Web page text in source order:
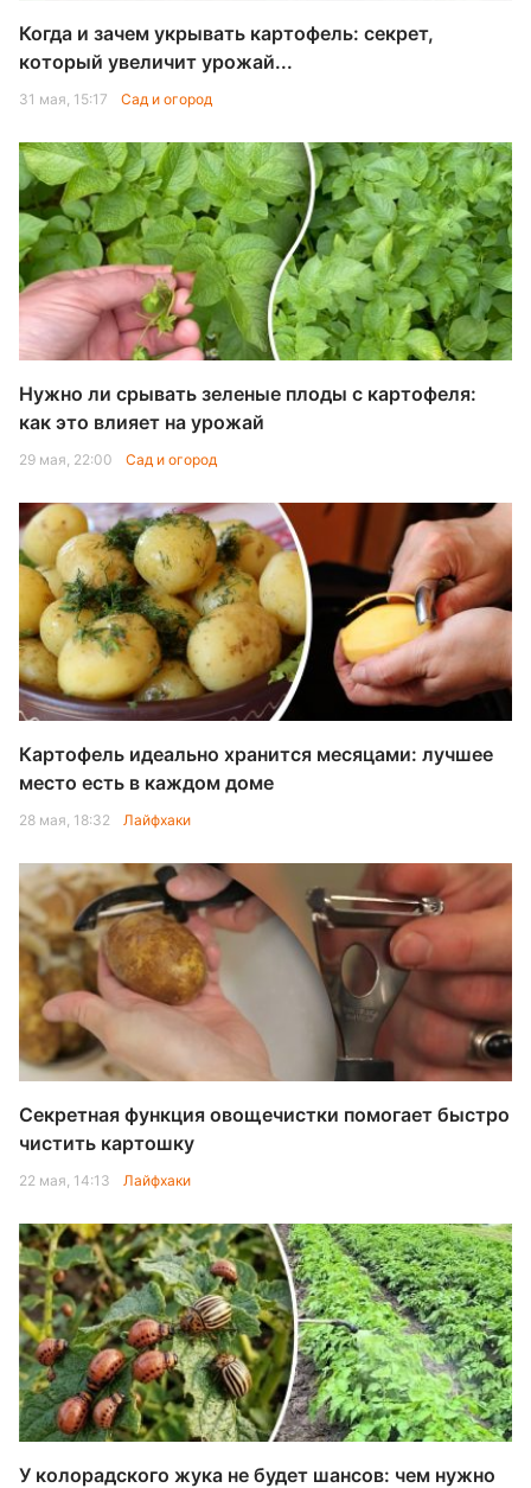
Когда и зачем укрывать картофель: секрет,
который увеличит урожай...
31 мая, 15:17 Сад и огород
Нужно ли срывать зеленые плоды с картофеля:
как это влияет на урожай
29 мая, 22:00 Сад и огород
Картофель идеально хранится месяцами: лучшее
место есть в каждом доме
28 мая, 18:32 Лайфхаки
Секретная функция овощечистки помогает быстро
чистить картошку
22 мая, 14:13 Лайфхаки
У колорадского жука не будет шансов: чем нужно